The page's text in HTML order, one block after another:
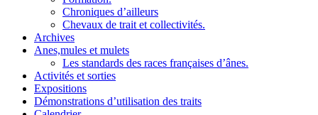
Chroniques d’ailleurs
Chevaux de trait et collectivités.
Archives
Anes,mules et mulets
Les standards des races françaises d’ânes.
Activités et sorties
Expositions
Démonstrations d’utilisation des traits